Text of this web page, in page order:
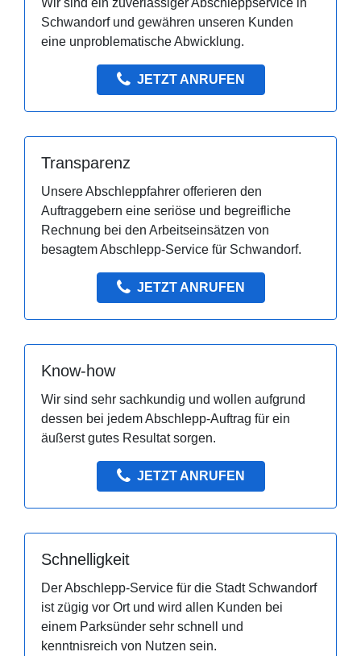
Wir sind ein zuverlässiger Abschleppservice in
Schwandorf und gewähren unseren Kunden
eine unproblematische Abwicklung.
JETZT ANRUFEN
Transparenz
Unsere Abschleppfahrer offerieren den
Auftraggebern eine seriöse und begreifliche
Rechnung bei den Arbeitseinsätzen von
besagtem Abschlepp-Service für Schwandorf.
JETZT ANRUFEN
Know-how
Wir sind sehr sachkundig und wollen aufgrund
dessen bei jedem Abschlepp-Auftrag für ein
äußerst gutes Resultat sorgen.
JETZT ANRUFEN
Schnelligkeit
Der Abschlepp-Service für die Stadt Schwandorf
ist zügig vor Ort und wird allen Kunden bei
einem Parksünder sehr schnell und
kenntnisreich von Nutzen sein.